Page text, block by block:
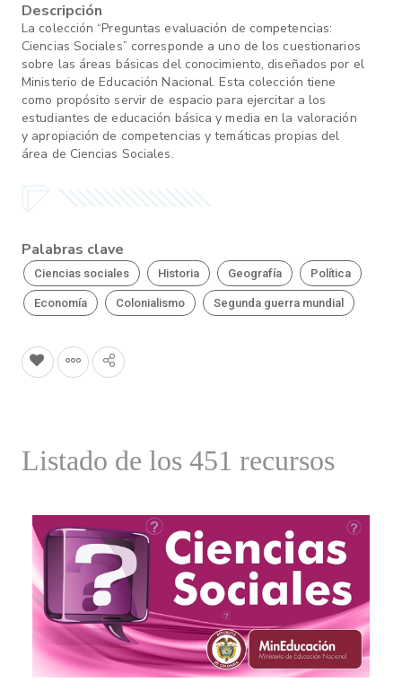
Descripción
La colección “Preguntas evaluación de competencias:
Ciencias Sociales” corresponde a uno de los cuestionarios
sobre las áreas básicas del conocimiento, diseñados por el
Ministerio de Educación Nacional. Esta colección tiene
como propósito servir de espacio para ejercitar a los
estudiantes de educación básica y media en la valoración
y apropiación de competencias y temáticas propias del
área de Ciencias Sociales.
Palabras clave
Ciencias sociales Historia Geografía Política
Economía Colonialismo Segunda guerra mundial
Listado de los 451 recursos